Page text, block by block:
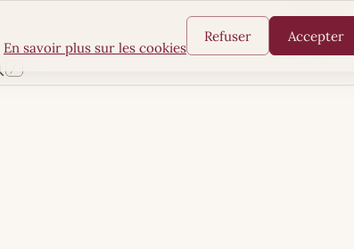
Rechercher
En savoir plus sur les cookies
Refuser Accepter